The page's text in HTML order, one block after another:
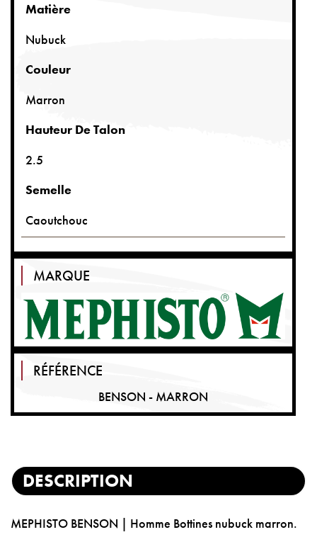
Matière
Nubuck
Couleur
Marron
Hauteur De Talon
2.5
Semelle
Caoutchouc
MARQUE
RÉFÉRENCE
BENSON - MARRON
DESCRIPTION
MEPHISTO BENSON | Homme Bottines nubuck marron.